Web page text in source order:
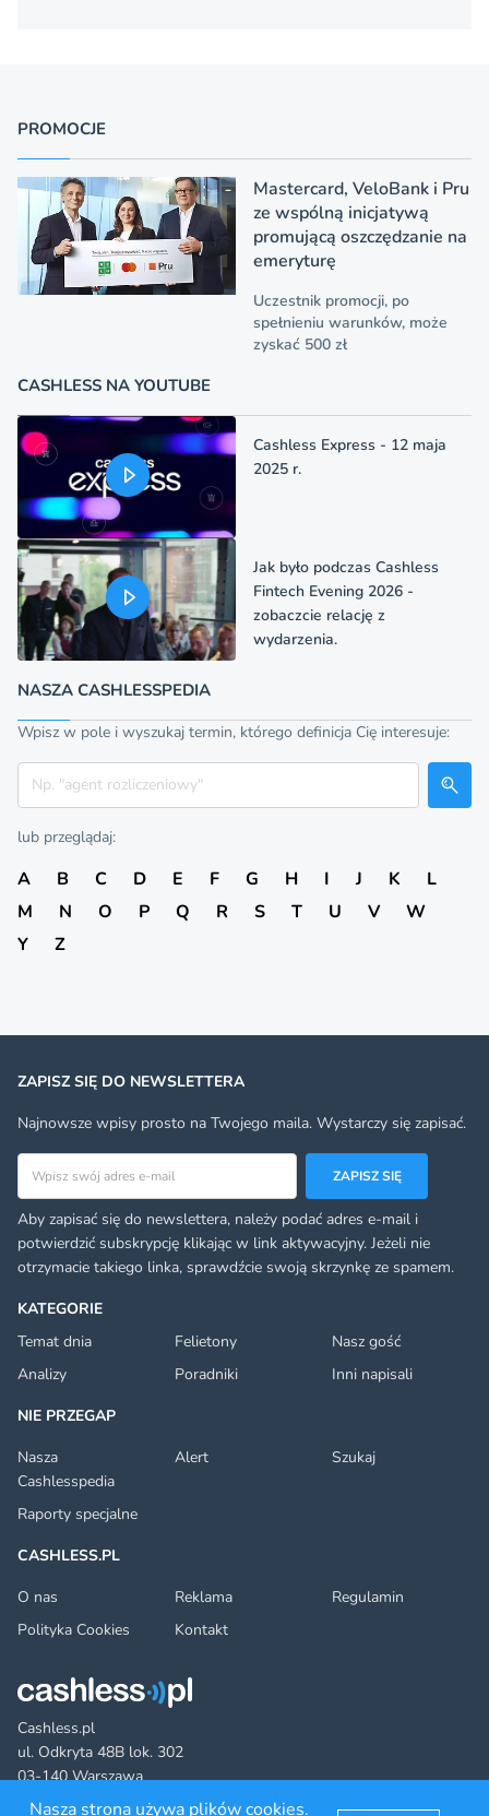
PROMOCJE
Mastercard, VeloBank i Pru
ze wspólną inicjatywą
promującą oszczędzanie na
emeryturę
Uczestnik promocji, po
spełnieniu warunków, może
zyskać 500 zł
CASHLESS NA YOUTUBE
Cashless Express - 12 maja
2025 r.
Jak było podczas Cashless
Fintech Evening 2026 -
zobaczcie relację z
wydarzenia.
NASZA CASHLESSPEDIA
Wpisz w pole i wyszukaj termin, którego definicja Cię interesuje:
Szukaj
lub przeglądaj:
A B C D E F G H I J K
L
M
N O P Q R S T U V
W
Y
Z
Cashless.pl
ul. Odkryta 48B lok. 302
03-140 Warszawa
KATEGORIE
Temat dnia
Felietony
Nasz gość
Analizy
Poradniki
Inni napisali
NIE PRZEGAP
Nasza
Cashlesspedia
Alert Szukaj
Raporty specjalne
CASHLESS.PL
O nas
Reklama
Regulamin
Polityka Cookies
Kontakt
ZAPISZ SIĘ DO NEWSLETTERA
Najnowsze wpisy prosto na Twojego maila. Wystarczy się zapisać.
Adres email
ZAPISZ SIĘ
Aby zapisać się do newslettera, należy podać adres e-mail i
potwierdzić subskrypcję klikając w link aktywacyjny. Jeżeli nie
otrzymacie takiego linka, sprawdźcie swoją skrzynkę ze spamem.
Nasza strona używa plików cookies.